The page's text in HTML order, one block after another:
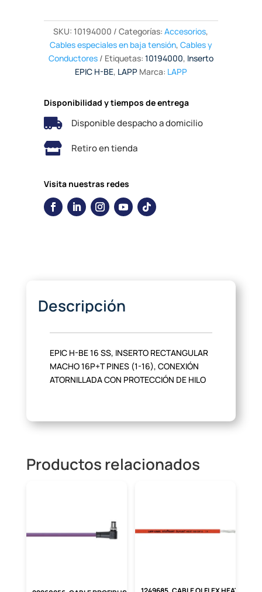
SKU:10194000 Categorías:Accesorios,
Cables especiales en baja tensión, Cables y
Conductores
Etiquetas: 10194000, Inserto
EPIC H-BE, LAPP Marca: LAPP
Disponibilidad y tiempos de entrega
 Disponible despacho a domicilio
 Retiro en tienda
Visita nuestras redes
Descripción
EPIC H-BE 16 SS, INSERTO RECTANGULAR
MACHO 16P+T PINES (1-16), CONEXIÓN
ATORNILLADA CON PROTECCIÓN DE HILO
Productos relacionados